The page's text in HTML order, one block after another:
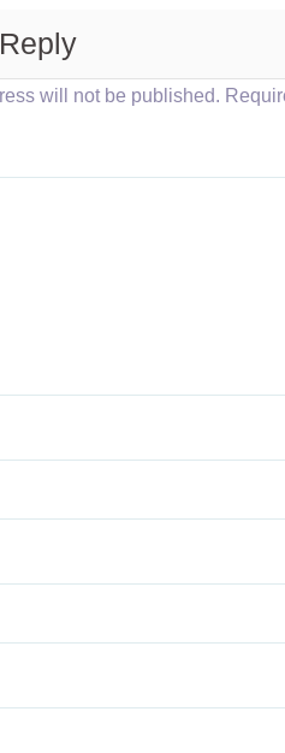
will not be published.